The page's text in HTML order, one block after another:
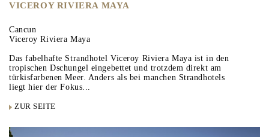
VICEROY RIVIERA MAYA
Cancun
Viceroy Riviera Maya
Das fabelhafte Strandhotel Viceroy Riviera Maya ist in den
tropischen Dschungel eingebettet und trotzdem direkt am
türkisfarbenen Meer. Anders als bei manchen Strandhotels
liegt hier der Fokus...
ZUR SEITE